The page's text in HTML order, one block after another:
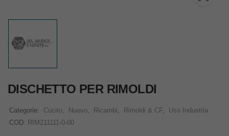
DISCHETTO PER RIMOLDI
Categorie: Cucito, Nuovo, Ricambi, Rimoldi & CF,
Uso Industria
COD: RIM211111-0-00